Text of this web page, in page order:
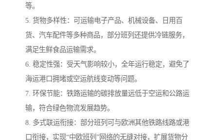
等。
5. 货物多样性：可运输电子产品、机械设备、日用百
货、汽车配件等多种商品，部分班列还提供冷链服务，
满足生鲜食品运输需求。
6. 稳定性强：受天气影响较小，全年运行稳定，避免了
海运港口拥堵或空运航线变动等问题。
7. 环保节能：铁路运输的碳排放量远低于空运和公路运
输，符合绿色物流发展趋势。
8. 多式联运衔接：部分班列可与欧洲其他铁路线路或港
口衔接，实现“中欧班列”网络的无缝对接，扩展货物分